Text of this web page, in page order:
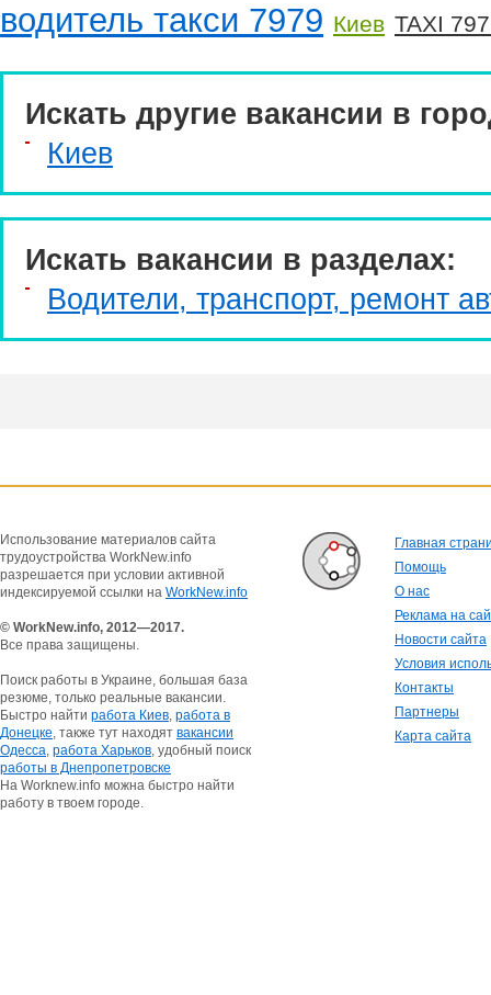
водитель такси 7979 Киев TAXI
Искать другие вакансии в
Киев
Искать вакансии в разделах:
Водители, транспорт, ремонт
Использование материалов сайта
трудоустройства WorkNew.info
разрешается при условии активной
индексируемой ссылки на WorkNew.info
© WorkNew.info, 2012—2017.
Все права защищены.
Поиск работы в Украине, большая база
резюме, только реальные вакансии.
Быстро найти работа Киев, работа в
Донецке, также тут находят вакансии
Одесса, работа Харьков, удобный поиск
работы в Днепропетровске
На Worknew.info можна быстро найти
работу в твоем городе.
Главная
Помощь
О нас
Реклама на
Новости сайта
Условия
Контакты
Партнеры
Карта сайта